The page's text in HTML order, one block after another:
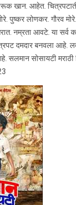
खान. आहेत.
पुष्कर लोणकर. गौरव
नम्रता आवटे. या सर्व
दमदार बनवला आहे.
सलमान सोसायटी मराठी